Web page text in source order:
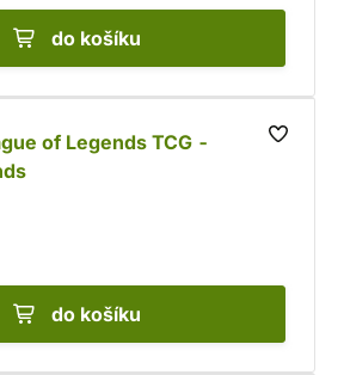
do košíku
of Legends TCG -
do košíku